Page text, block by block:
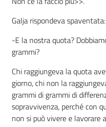
Assemblea
legislativa
Assemblea
Attività
Argomenti
Per i media
Galja rispondeva spaventata:
-E la nostra quota?
grammi?
Chi raggiungeva la quota
giorno, chi non la
grammi di grammi di
sopravvivenza, perché con
non si può vivere e lavorare